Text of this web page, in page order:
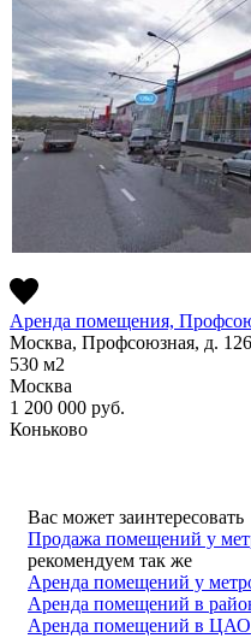
Аренда помещения,
Москва, Профсоюзная, д. 126
530 м2
Москва
1 200 000 руб.
Коньково
Вас может заинтересовать
Продажа помещений у
рекомендуем так же
Аренда помещений у
Аренда помещений в
Аренда помещений в ЦАО